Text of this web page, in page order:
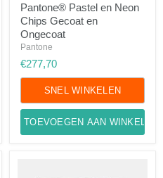
Pastel
en
Neon
Chips
en
Ongecoat
Pantone® Pastel en Neon
Chips Gecoat en
Ongecoat
Pantone
€277,70
SNEL WINKELEN
TOEVOEGEN AAN